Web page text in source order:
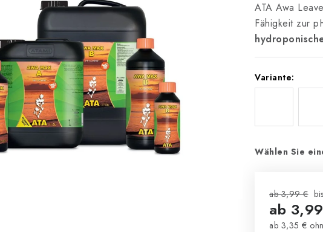
ATA Awa
Fähigkeit zur
Variante:
Wählen Sie
ab 3,99 €
ab
ab 3,35 €